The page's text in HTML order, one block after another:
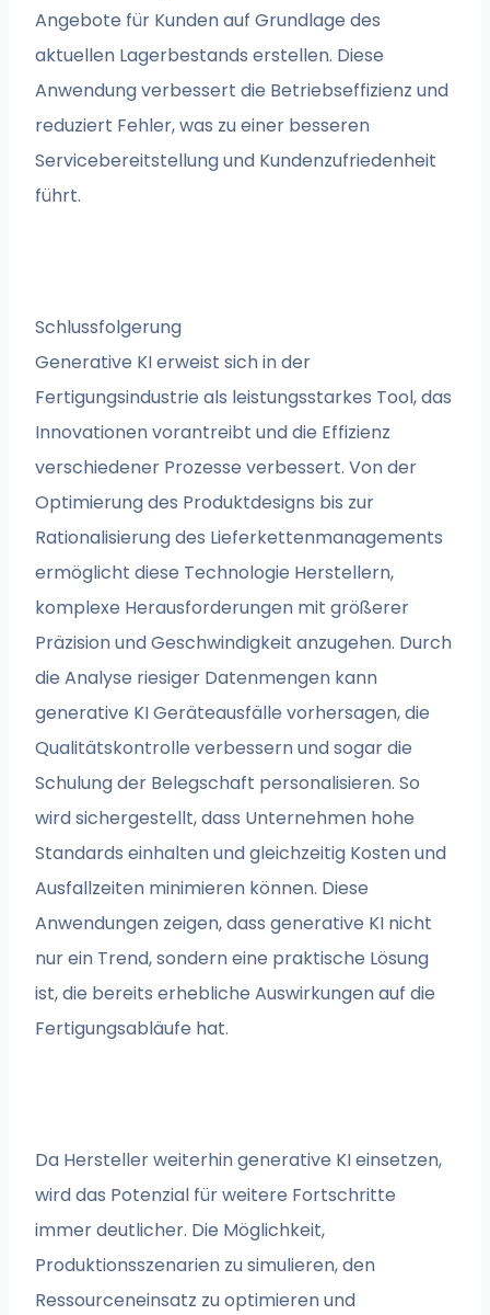
Angebote für Kunden auf Grundlage des
aktuellen Lagerbestands erstellen. Diese
Anwendung verbessert die Betriebseffizienz und
reduziert Fehler, was zu einer besseren
Servicebereitstellung und Kundenzufriedenheit
führt.
Schlussfolgerung
Generative KI erweist sich in der
Fertigungsindustrie als leistungsstarkes Tool, das
Innovationen vorantreibt und die Effizienz
verschiedener Prozesse verbessert. Von der
Optimierung des Produktdesigns bis zur
Rationalisierung des Lieferkettenmanagements
ermöglicht diese Technologie Herstellern,
komplexe Herausforderungen mit größerer
Präzision und Geschwindigkeit anzugehen. Durch
die Analyse riesiger Datenmengen kann
generative KI Geräteausfälle vorhersagen, die
Qualitätskontrolle verbessern und sogar die
Schulung der Belegschaft personalisieren. So
wird sichergestellt, dass Unternehmen hohe
Standards einhalten und gleichzeitig Kosten und
Ausfallzeiten minimieren können. Diese
Anwendungen zeigen, dass generative KI nicht
nur ein Trend, sondern eine praktische Lösung
ist, die bereits erhebliche Auswirkungen auf die
Fertigungsabläufe hat.
Da Hersteller weiterhin generative KI einsetzen,
wird das Potenzial für weitere Fortschritte
immer deutlicher. Die Möglichkeit,
Produktionsszenarien zu simulieren, den
Ressourceneinsatz zu optimieren und